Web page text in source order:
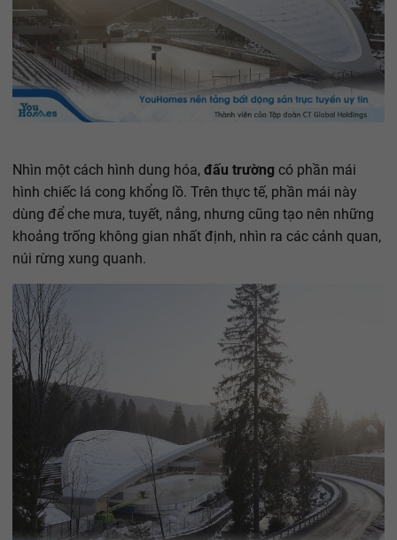
Nhìn một cách hình dung hóa, đấu trường có phần mái
hình chiếc lá cong khổng lồ. Trên thực tế, phần mái này
dùng để che mưa, tuyết, nắng, nhưng cũng tạo nên những
khoảng trống không gian nhất định, nhìn ra các cảnh quan,
núi rừng xung quanh.